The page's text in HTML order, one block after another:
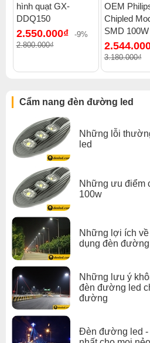
Xem thêm:Đèn đường led brp12x,
Đèn đường led đường thôn xóm ,
Đèn đường led đèn đường led philips
hình quạt GX-
DDQ150
2.550.000₫
-9%
2.800.000₫
OEM
Chipled
SMD 100W
3.180.000₫
Cẩm nang đèn đường led
Những lỗi
led
Những ưu điểm
100w
Những lợi ích
dụng đèn đường
Những lưu ý
đèn đường led
đường
Đèn đường led -